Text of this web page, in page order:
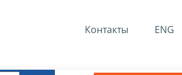
Контакты ENG